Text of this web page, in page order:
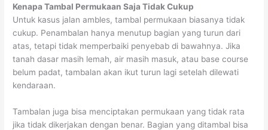
Kenapa Tambal Permukaan Saja Tidak Cukup
Untuk kasus jalan ambles, tambal permukaan biasanya tidak
cukup. Penambalan hanya menutup bagian yang turun dari
atas, tetapi tidak memperbaiki penyebab di bawahnya. Jika
tanah dasar masih lemah, air masih masuk, atau base course
belum padat, tambalan akan ikut turun lagi setelah dilewati
kendaraan.
Tambalan juga bisa menciptakan permukaan yang tidak rata
jika tidak dikerjakan dengan benar. Bagian yang ditambal bisa